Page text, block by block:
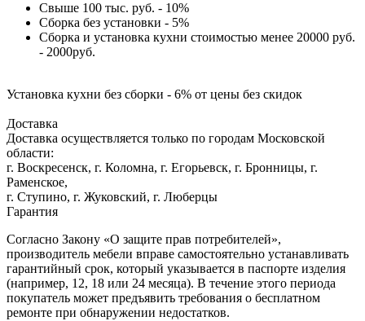
Свыше 100 тыс. руб. - 10%
Сборка без установки - 5%
Сборка и установка кухни стоимостью менее 20000 руб.
- 2000руб.
Установка кухни без сборки - 6% от цены без скидок
Доставка
Доставка осуществляется только по городам Московской
области:
г. Воскресенск, г. Коломна, г. Егорьевск, г. Бронницы, г.
Раменское,
г. Ступино, г. Жуковский, г. Люберцы
Гарантия
Согласно Закону «О защите прав потребителей»,
производитель мебели вправе самостоятельно устанавливать
гарантийный срок, который указывается в паспорте изделия
(например, 12, 18 или 24 месяца). В течение этого периода
покупатель может предъявить требования о бесплатном
ремонте при обнаружении недостатков.